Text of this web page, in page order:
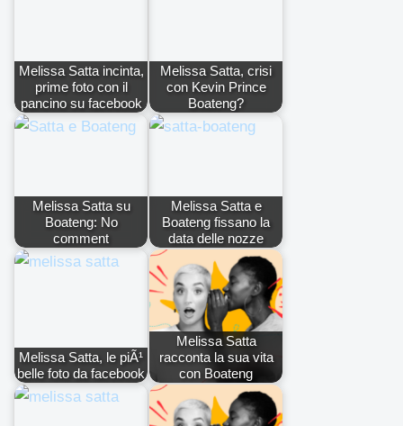
Melissa Satta incinta,
prime foto con il
pancino su facebook
Melissa Satta, crisi
con Kevin Prince
Boateng?
Melissa Satta su
Boateng: No
comment
Melissa Satta e
Boateng fissano la
data delle nozze
Melissa Satta, le piÃ¹
belle foto da facebook
Melissa Satta
racconta la sua vita
con Boateng